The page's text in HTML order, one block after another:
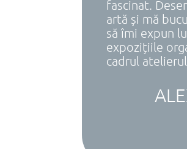
fascinat.
artă și mă
să îmi expun
expozițiile
cadrul